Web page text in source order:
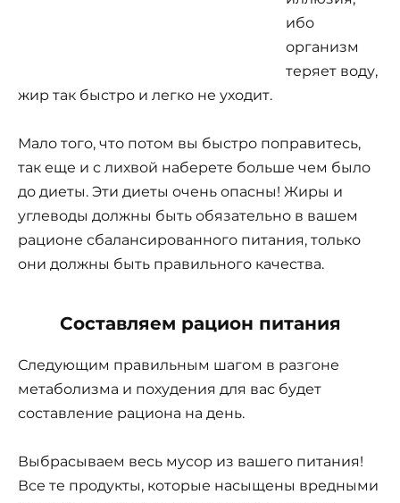
ибо
организм
теряет воду,
жир так быстро и легко не уходит.
Мало того, что потом вы быстро поправитесь,
так еще и с лихвой наберете больше чем было
до диеты. Эти диеты очень опасны! Жиры и
углеводы должны быть обязательно в вашем
рационе сбалансированного питания, только
они должны быть правильного качества.
Составляем рацион питания
Следующим правильным шагом в разгоне
метаболизма и похудения для вас будет
составление рациона на день.
Выбрасываем весь мусор из вашего питания!
Все те продукты, которые насыщены вредными